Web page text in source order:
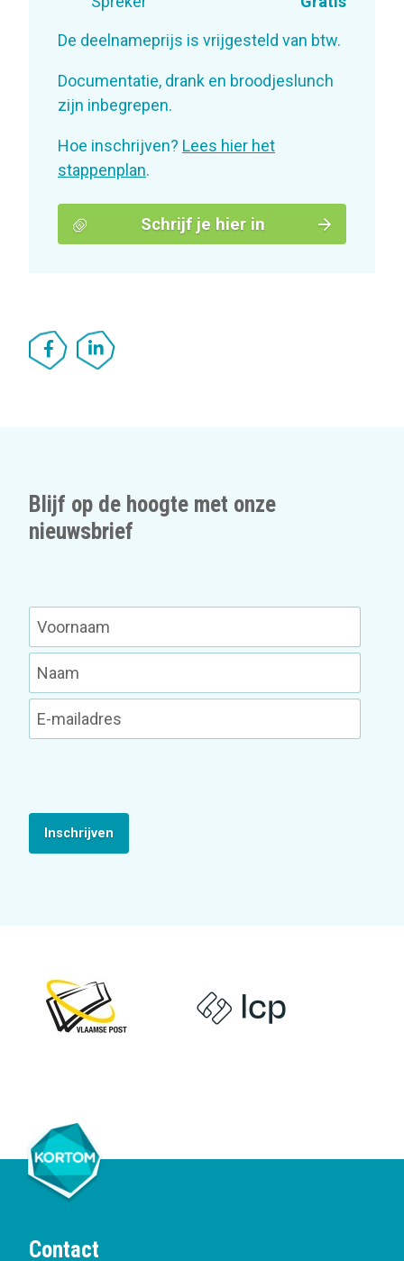
De deelnameprijs is vrijgesteld van btw.
Documentatie, drank en broodjeslunch
zijn inbegrepen.
Hoe inschrijven? Lees hier het
stappenplan.
Schrijf je hier in
Blijf op de hoogte met onze
nieuwsbrief
Inschrijven
Contact